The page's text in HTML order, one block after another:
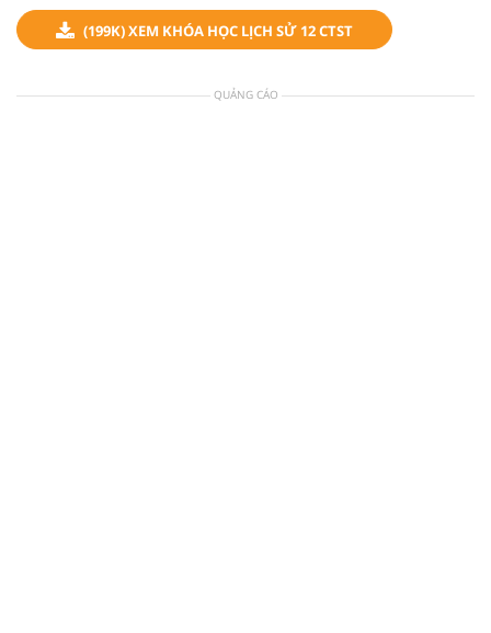
(199K) XEM KHÓA HỌC LỊCH SỬ 12 CTST
QUẢNG CÁO